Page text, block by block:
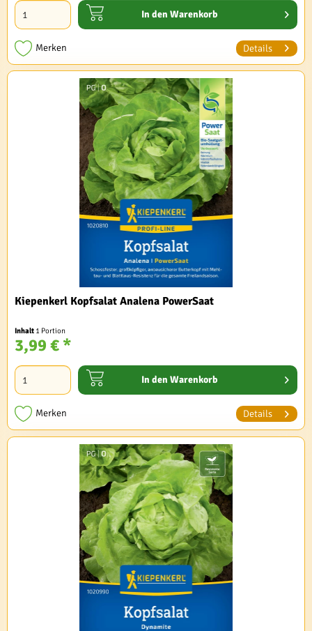
In den Warenkorb
Merken Details
Kiepenkerl Kopfsalat Analena PowerSaat
Inhalt 1 Portion
3,99 € *
In den Warenkorb
Merken Details